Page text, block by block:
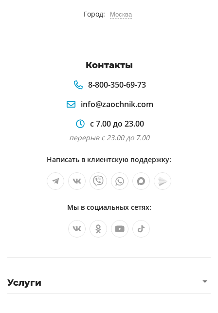
Город: Москва
Контакты
8-800-350-69-73
info@zaochnik.com
с 7.00 до 23.00
перерыв с 23.00 до 7.00
Написать в клиентскую поддержку:
Мы в социальных сетях:
Услуги